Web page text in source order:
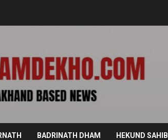
BADRINATH DHAM HEKUND SAHIB